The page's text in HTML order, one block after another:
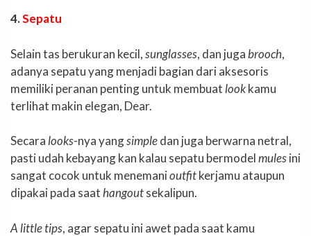
4.Sepatu
Selain tas berukuran kecil,sunglasses, dan jugabrooch,
adanya sepatu yang menjadi bagian dari aksesoris
memiliki peranan penting untuk membuat lookkamu
terlihat makin elegan, Dear.
Secara looks-nya yangsimpledan juga berwarna netral,
pasti udah kebayang kan kalau sepatu bermodelmulesini
sangat cocok untuk menemanioutfitkerjamu ataupun
dipakai pada saathangoutsekalipun.
A little tips, agar sepatu ini awet pada saat kamu